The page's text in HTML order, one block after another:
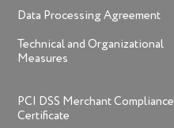
Data Processing Agreement
Technical and Organizational
Measures
PCI DSS Merchant Compliance
Certificate